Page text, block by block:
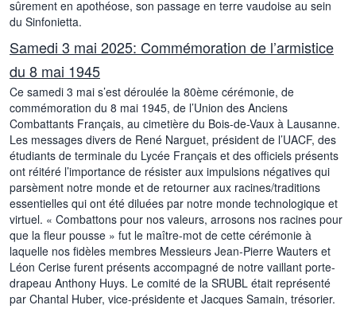
sûrement en apothéose, son passage en terre vaudoise au sein
du Sinfonietta.
Samedi 3 mai 2025: Commémoration de l’armistice
du 8 mai 1945
Ce samedi 3 mai s’est déroulée la 80ème cérémonie, de
commémoration du 8 mai 1945, de l’Union des Anciens
Combattants Français, au cimetière du Bois-de-Vaux à Lausanne.
Les messages divers de René Narguet, président de l’UACF, des
étudiants de terminale du Lycée Français et des officiels présents
ont réitéré l’importance de résister aux impulsions négatives qui
parsèment notre monde et de retourner aux racines/traditions
essentielles qui ont été diluées par notre monde technologique et
virtuel. « Combattons pour nos valeurs, arrosons nos racines pour
que la fleur pousse » fut le maître-mot de cette cérémonie à
laquelle nos fidèles membres Messieurs Jean-Pierre Wauters et
Léon Cerise furent présents accompagné de notre vaillant porte-
drapeau Anthony Huys. Le comité de la SRUBL était représenté
par Chantal Huber, vice-présidente et Jacques Samain, trésorier.